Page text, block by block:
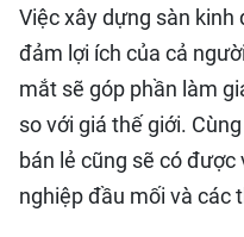
Việc xây dựng sàn kinh
đảm lợi ích của cả
mắt sẽ góp phần làm
so với giá thế giới.
bán lẻ cũng sẽ có
nghiệp đầu mối và các